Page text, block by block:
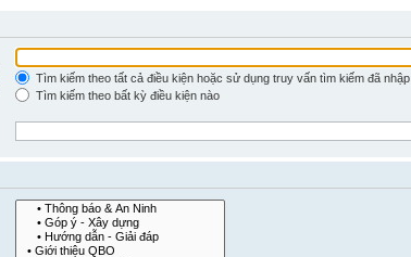
Tìm kiếm theo tất cả điều kiện hoặc sử dụng truy vấn tìm kiếm đã nhập
Tìm kiếm theo bất kỳ điều kiện nào